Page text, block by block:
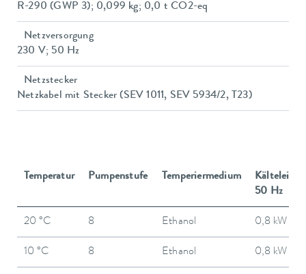
R-290 (GWP 3); 0,099 kg; 0,0 t CO2-eq
Netzversorgung
230 V; 50 Hz
Netzstecker
Netzkabel mit Stecker (SEV 1011, SEV 5934/2, T23)
Temperatur Pumpenstufe Temperiermedium
50 Hz
20 °C 8 Ethanol 0,8 kW
10 °C 8 Ethanol 0,8 kW